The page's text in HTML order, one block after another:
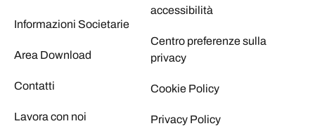
Informazioni Societarie
Area Download
Contatti
Lavora con noi
accessibilità
Centro preferenze sulla
privacy
Cookie Policy
Privacy Policy